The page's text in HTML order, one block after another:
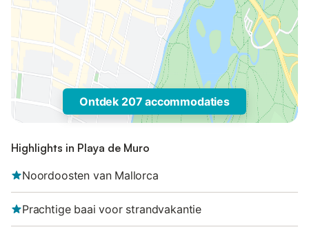
Ontdek 207 accommodaties
Highlights in Playa de Muro
Noordoosten van Mallorca
Prachtige baai voor strandvakantie